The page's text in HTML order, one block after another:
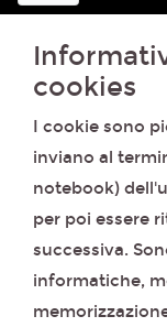
cookies
I cookie sono
inviano al
notebook)
per poi essere
successiva.
informatiche,